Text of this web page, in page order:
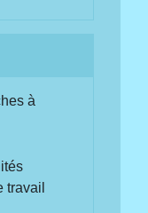
à
travail